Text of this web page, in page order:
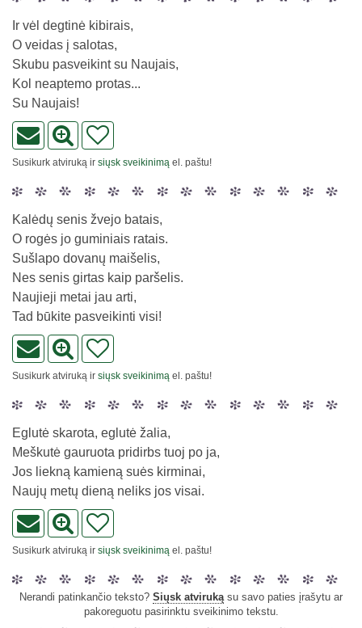
Ir vėl degtinė kibirais,
O veidas į salotas,
Skubu pasveikint su Naujais,
Kol neaptemo protas...
Su Naujais!
Susikurk atviruką ir siųsk sveikinimą el. paštu!
Kalėdų senis žvejo batais,
O rogės jo guminiais ratais.
Sušlapo dovanų maišelis,
Nes senis girtas kaip paršelis.
Naujieji metai jau arti,
Tad būkite pasveikinti visi!
Susikurk atviruką ir siųsk sveikinimą el. paštu!
Eglutė skarota, eglutė žalia,
Meškutė gauruota pridirbs tuoj po ja,
Jos liekną kamieną suės kirminai,
Naujų metų dieną neliks jos visai.
Susikurk atviruką ir siųsk sveikinimą el. paštu!
Nerandi patinkančio teksto? Siųsk atvirukąsu savo paties įrašytu ar
pakoreguotu pasirinktu sveikinimo tekstu.